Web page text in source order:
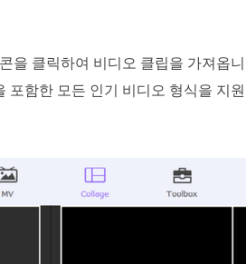
을 클릭하여 비디오 클립을 가져옵
포함한 모든 인기 비디오 형식을 지